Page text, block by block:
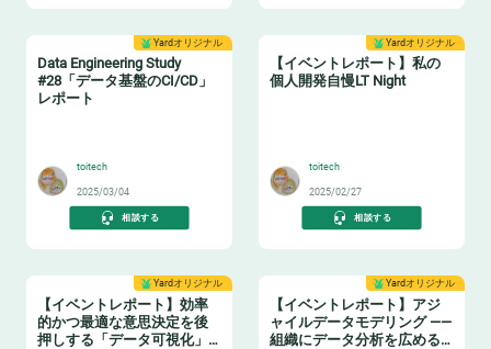
Yardオリジナル
Data Engineering Study
#28「データ基盤のCI/CD」
レポート
toitech
2025/03/04
相談する
Yardオリジナル
【イベントレポート】私の
個人開発自慢LT Night
toitech
2025/02/27
相談する
Yardオリジナル
【イベントレポート】効率
的かつ最適な意思決定を後
押しする「データ可視化」
Yardオリジナル
【イベントレポート】アジ
ャイルデータモデリング ——
組織にデータ分析を広める